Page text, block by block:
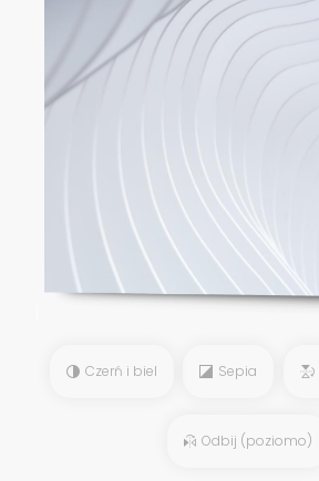
Czerń i biel Sepia
Odbij (poziomo)